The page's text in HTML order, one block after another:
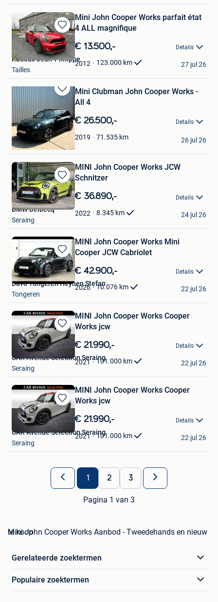
Bewaren
in
Mijn
Favorieten
Mini John Cooper Works parfait état
4 ALL magnifique
€ 13.500,- Details
2012 123.000 km
Radoux Jean-Philippe
Tailles
27 jul 26
Bewaren
Mijn
Favorieten
Mini Clubman John Cooper Works -
All 4
€ 26.500,- Details
2019 71.535 km
Roger
Hoboken
26 jul 26
Bewaren
in
Mijn
Favorieten
MINI John Cooper Works JCW
Schnitzer
€ 36.890,- Details
2022 8.345 km
BMW Delbecq
Seraing
24 jul 26
Bewaren
in
Mijn
Favorieten
MINI John Cooper Works Mini
Cooper JCW Cabriolet
€ 42.900,- Details
2026 10.076 km
Davo Tongeren Heynen Stefan
Tongeren
22 jul 26
Bewaren
in
Mijn
Favorieten
MINI John Cooper Works Cooper
Works jcw
€ 21.990,- Details
2021 101.000 km
CAR Avenue Selection Seraing
Seraing
22 jul 26
Bewaren
in
Mijn
Favorieten
MINI John Cooper Works Cooper
Works jcw
€ 21.990,- Details
2021 101.000 km
CAR Avenue Selection Seraing
Seraing
22 jul 26
1 2 3
Pagina 1 van 3
Mini John Cooper Works Aanbod - Tweedehands en nieuw te koop
Gerelateerde zoektermen
Populaire zoektermen